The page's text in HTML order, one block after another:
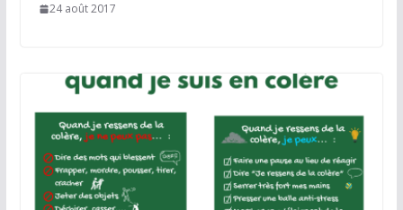
24 août 2017